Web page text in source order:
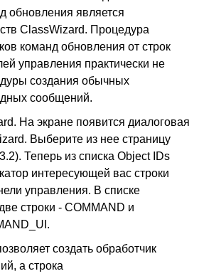
обновления является
ClassWizard. Процедура
команд обновления от строк
управления практически не
создания обычных
сообщений.
На экране появится диалоговая
Выберите из нее страницу
Теперь из списка Object IDs
интересующей вас строки
управления. В списке
строки - COMMAND и
создать обработчик
а строка